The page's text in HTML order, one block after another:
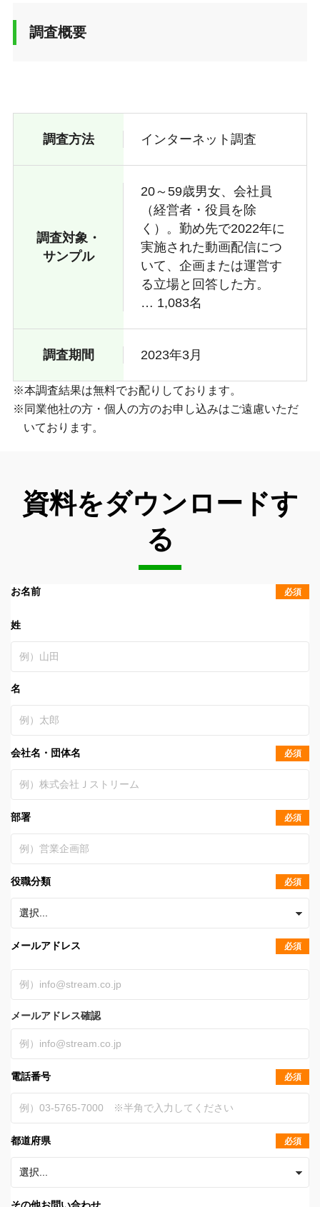
調査概要
調査方法 インターネット調査
調査対象・
サンプル
20～59歳男女、会社員
（経営者・役員を除
く）。勤め先で2022年に
実施された動画配信につ
いて、企画または運営す
る立場と回答した方。
… 1,083名
調査期間 2023年3月
本調査結果は無料でお配りしております。
同業他社の方・個人の方のお申し込みはご遠慮いただ
いております。
資料をダウンロードす
る
お名前 必須
姓
名
会社名・団体名 必須
部署 必須
役職分類 必須
メールアドレス 必須
メールアドレス確認
電話番号 必須
都道府県 必須
その他お問い合わせ